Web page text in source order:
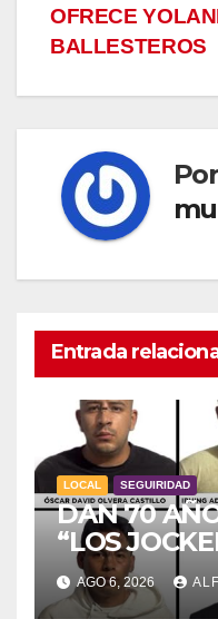
OFRECE
BALLESTEROS
Por
Entrada
LOCAL SEGUIRIDAD
DAN 70
“LOS
AGO 6, 2026